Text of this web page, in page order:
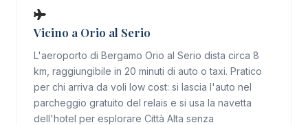
Vicino a Orio al Serio
L'aeroporto di Bergamo Orio al Serio dista circa 8
km, raggiungibile in 20 minuti di auto o taxi. Pratico
per chi arriva da voli low cost: si lascia l'auto nel
parcheggio gratuito del relais e si usa la navetta
dell'hotel per esplorare Città Alta senza